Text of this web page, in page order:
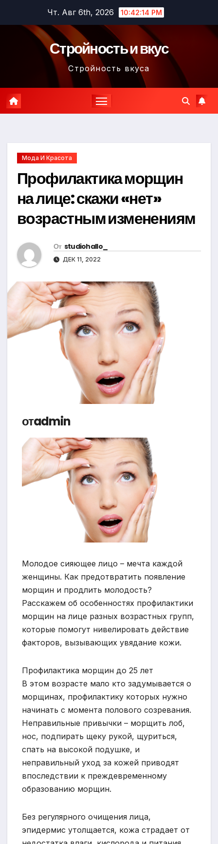
содержимому
Чт. Авг 6th, 2026 10:42:16 PM
Стройность и вкус
Стройность вкуса
Мода И Красота
Профилактика морщин
на лице: скажи «нет»
возрастным изменениям
От studiohallo_
ДЕК 11, 2022
отadmin
Молодое сияющее лицо – мечта каждой
женщины. Как предотвратить появление
морщин и продлить молодость?
Расскажем об особенностях профилактики
морщин на лице разных возрастных групп,
которые помогут нивелировать действие
факторов, вызывающих увядание кожи.
Профилактика морщин до 25 лет
В этом возрасте мало кто задумывается о
морщинах, профилактику которых нужно
начинать с момента полового созревания.
Неправильные привычки – морщить лоб,
нос, подпирать щеку рукой, щуриться,
спать на высокой подушке, и
неправильный уход за кожей приводят
впоследствии к преждевременному
образованию морщин.
Без регулярного очищения лица,
эпидермис утолщается, кожа страдает от